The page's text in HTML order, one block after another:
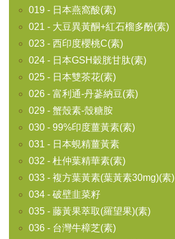
019 - 日本燕窩酸(素)
021 - 大豆異黃酮+紅石榴多酚(素)
023 - 西印度櫻桃C(素)
024 - 日本GSH穀胱甘肽(素)
025 - 日本雙茶花(素)
026 - 富利通-丹蔘納豆(素)
029 - 蟹殼素-殼糖胺
030 - 99%印度薑黃素(素)
031 - 日本蜆精薑黃素
032 - 杜仲葉精華素(素)
033 - 複方葉黃素(葉黃素30mg)(素)
034 - 破壁韭菜籽
035 - 藤黃果萃取(羅望果)(素)
036 - 台灣牛樟芝(素)